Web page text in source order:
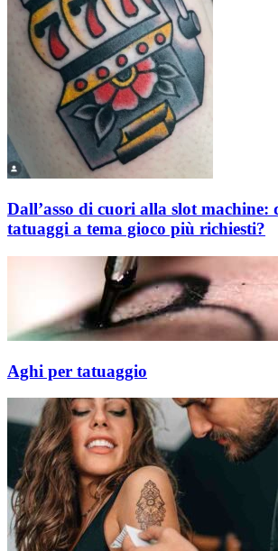
Dall’asso di cuori alla slot machine:
tatuaggi a tema gioco più richiesti?
Aghi per tatuaggio